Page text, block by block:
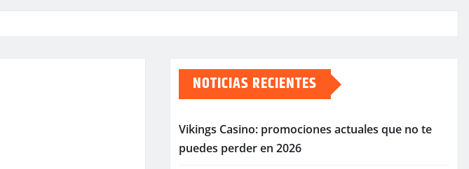
NOTICIAS RECIENTES
Vikings Casino: promociones actuales que no te
puedes perder en 2026